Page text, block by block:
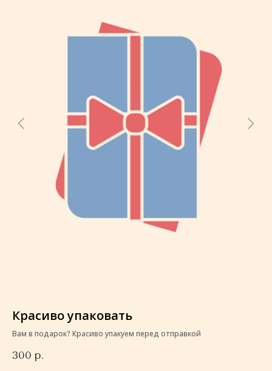
Красиво упаковать
Вам в подарок? Красиво упакуем перед отправкой
300 р.